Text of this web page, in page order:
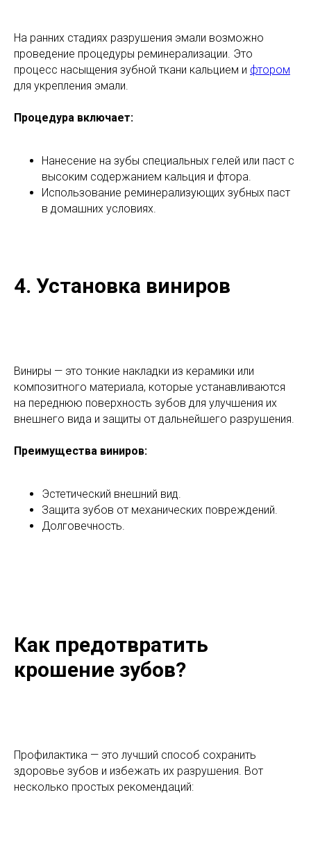
На ранних стадиях разрушения эмали возможно
проведение процедуры реминерализации. Это
процесс насыщения зубной ткани кальцием и фтором
для укрепления эмали.
Процедура включает:
Нанесение на зубы специальных гелей или паст с
высоким содержанием кальция и фтора.
Использование реминерализующих зубных паст
в домашних условиях.
4. Установка виниров
Виниры — это тонкие накладки из керамики или
композитного материала, которые устанавливаются
на переднюю поверхность зубов для улучшения их
внешнего вида и защиты от дальнейшего разрушения.
Преимущества виниров:
Эстетический внешний вид.
Защита зубов от механических повреждений.
Долговечность.
Как предотвратить
крошение зубов?
Профилактика — это лучший способ сохранить
здоровье зубов и избежать их разрушения. Вот
несколько простых рекомендаций: